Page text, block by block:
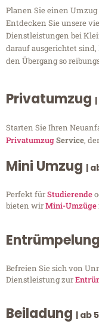
Planen Sie einen
Entdecken Sie unsere
Dienstleistungen bei
darauf ausgerichtet
den Übergang so
Privatumzug
Starten Sie Ihren
PrivatumzugService,
Mini Umzug |
Perfekt fürStudierende
bieten wirMini-Umzüge
Entrümpelung
Befreien Sie sich von
Dienstleistung zur
Beiladung | ab